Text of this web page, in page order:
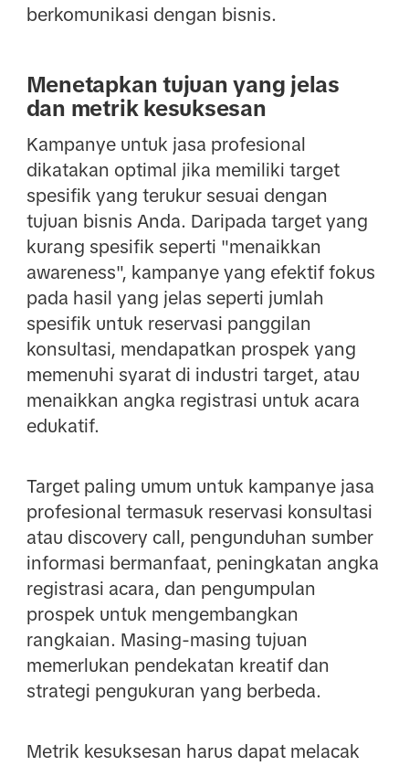
berkomunikasi dengan bisnis.
Menetapkan tujuan yang jelas
dan metrik kesuksesan
Kampanye untuk jasa profesional
dikatakan optimal jika memiliki target
spesifik yang terukur sesuai dengan
tujuan bisnis Anda. Daripada target yang
kurang spesifik seperti "menaikkan
awareness", kampanye yang efektif fokus
pada hasil yang jelas seperti jumlah
spesifik untuk reservasi panggilan
konsultasi, mendapatkan prospek yang
memenuhi syarat di industri target, atau
menaikkan angka registrasi untuk acara
edukatif.
Target paling umum untuk kampanye jasa
profesional termasuk reservasi konsultasi
atau discovery call, pengunduhan sumber
informasi bermanfaat, peningkatan angka
registrasi acara, dan pengumpulan
prospek untuk mengembangkan
rangkaian. Masing-masing tujuan
memerlukan pendekatan kreatif dan
strategi pengukuran yang berbeda.
Metrik kesuksesan harus dapat melacak